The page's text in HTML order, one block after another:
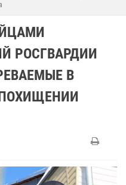
РОСГВАРДИИ
В